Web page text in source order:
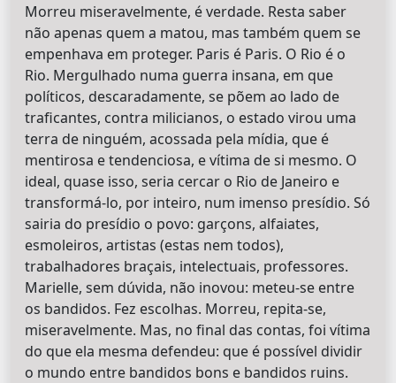
Morreu miseravelmente, é verdade. Resta saber
não apenas quem a matou, mas também quem se
empenhava em proteger. Paris é Paris. O Rio é o
Rio. Mergulhado numa guerra insana, em que
políticos, descaradamente, se põem ao lado de
traficantes, contra milicianos, o estado virou uma
terra de ninguém, acossada pela mídia, que é
mentirosa e tendenciosa, e vítima de si mesmo. O
ideal, quase isso, seria cercar o Rio de Janeiro e
transformá-lo, por inteiro, num imenso presídio. Só
sairia do presídio o povo: garçons, alfaiates,
esmoleiros, artistas (estas nem todos),
trabalhadores braçais, intelectuais, professores.
Marielle, sem dúvida, não inovou: meteu-se entre
os bandidos. Fez escolhas. Morreu, repita-se,
miseravelmente. Mas, no final das contas, foi vítima
do que ela mesma defendeu: que é possível dividir
o mundo entre bandidos bons e bandidos ruins.